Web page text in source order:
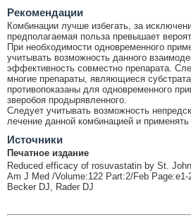
Рекомендации
Комбинации лучше избегать, за
предполагаемая польза превышает
При необходимости одновременного
учитывать возможность данного
эффективность совместно препарата.
многие препараты, являющиеся
противопоказаны для одновременного
зверобоя продырявленного.
Следует учитывать возможность
лечение данной комбинацией и
Источники
Печатное издание
Reduced efficacy of rosuvastatin by St.
Am J Med /Volume:122 Part:2/Feb Page:e1-
Becker DJ, Rader DJ